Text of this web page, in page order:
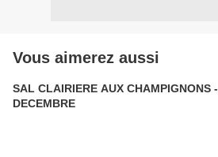
Vous aimerez aussi
SAL CLAIRIERE AUX CHAMPIGNONS -
DECEMBRE